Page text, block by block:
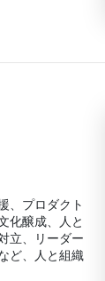
、プロダクト
化醸成、人と
立、リーダー
ど、人と組織